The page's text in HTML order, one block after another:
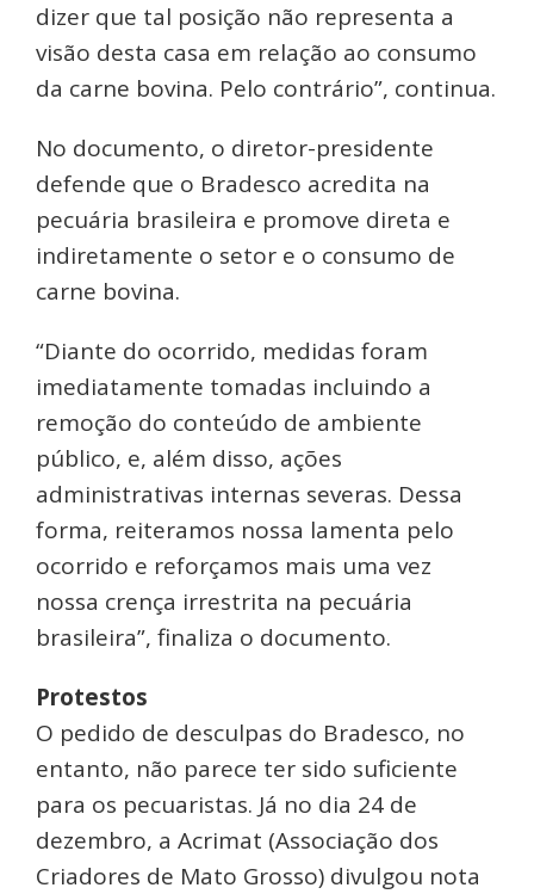
dizer que tal posição não representa a
visão desta casa em relação ao consumo
da carne bovina. Pelo contrário”, continua.
No documento, o diretor-presidente
defende que o Bradesco acredita na
pecuária brasileira e promove direta e
indiretamente o setor e o consumo de
carne bovina.
“Diante do ocorrido, medidas foram
imediatamente tomadas incluindo a
remoção do conteúdo de ambiente
público, e, além disso, ações
administrativas internas severas. Dessa
forma, reiteramos nossa lamenta pelo
ocorrido e reforçamos mais uma vez
nossa crença irrestrita na pecuária
brasileira”, finaliza o documento.
Protestos
O pedido de desculpas do Bradesco, no
entanto, não parece ter sido suficiente
para os pecuaristas. Já no dia 24 de
dezembro, a Acrimat (Associação dos
Criadores de Mato Grosso) divulgou nota